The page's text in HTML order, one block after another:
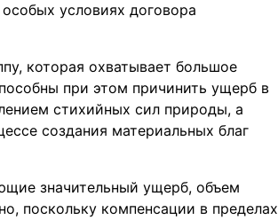
условиях договора
которая охватывает большое
при этом причинить ущерб в
стихийных сил природы, а
создания материальных благ
значительный ущерб, объем
поскольку компенсации в пределах